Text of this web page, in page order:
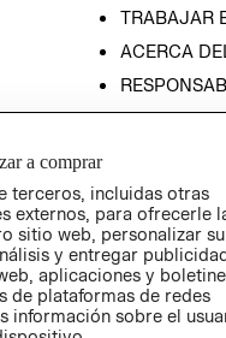
TRABAJAR
ACERCA
PRENSA
RELACIÓN
POLÍTICA
a comprar
terceros, incluidas otras
externos, para ofrecerle
sitio web, personalizar su
y entregar
aplicaciones y
de plataformas de redes
información sobre el